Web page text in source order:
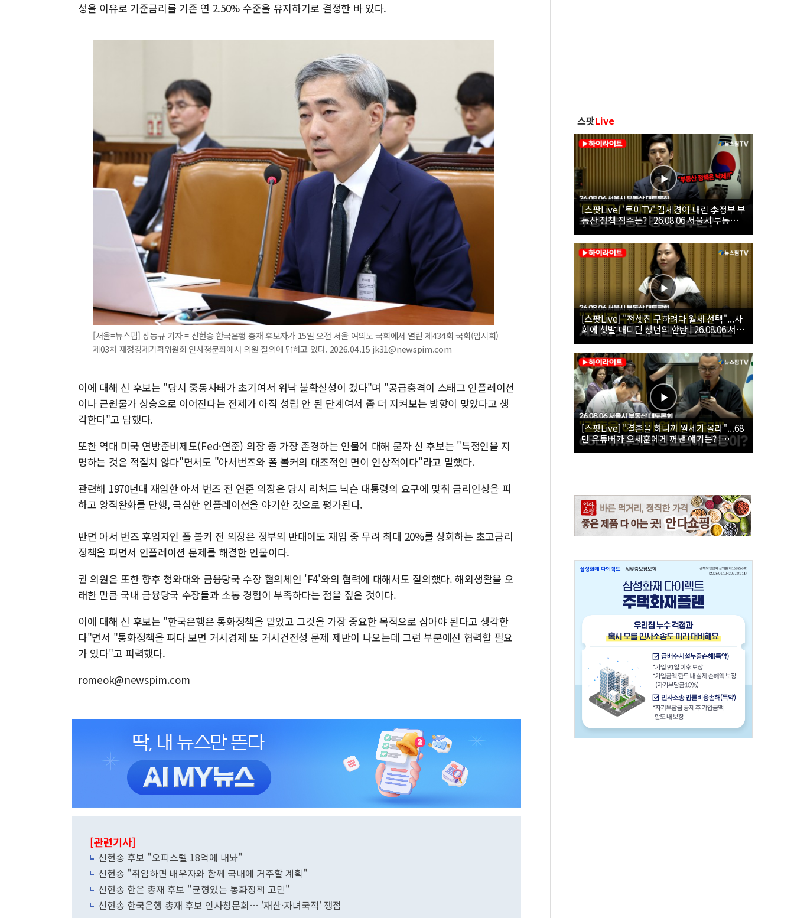
성을 이유로 기준금리를 기존 연 2.50% 수준을 유지하기로 결정한 바 있다.
[서울=뉴스핌] 장동규 기자 = 신현송 한국은행 총재 후보자가 15일 오전 서울 여의도 국회에서 열린 제434회 국회(임시회)
제03차 재정경제기획위원회 인사청문회에서 의원 질의에 답하고 있다. 2026.04.15 jk31@newspim.com
이에 대해 신 후보는 "당시 중동사태가 초기여서 워낙 불확실성이 컸다"며 "공급충격이 스태그 인플레이션
이나 근원물가 상승으로 이어진다는 전제가 아직 성립 안 된 단계여서 좀 더 지켜보는 방향이 맞았다고 생
각한다"고 답했다.
또한 역대 미국 연방준비제도(Fed·연준) 의장 중 가장 존경하는 인물에 대해 묻자 신 후보는 "특정인을 지
명하는 것은 적절치 않다"면서도 "아서번즈와 폴 볼커의 대조적인 면이 인상적이다"라고 말했다.
관련해 1970년대 재임한 아서 번즈 전 연준 의장은 당시 리처드 닉슨 대통령의 요구에 맞춰 금리인상을 피
하고 양적완화를 단행, 극심한 인플레이션을 야기한 것으로 평가된다.
반면 아서 번즈 후임자인 폴 볼커 전 의장은 정부의 반대에도 재임 중 무려 최대 20%를 상회하는 초고금리
정책을 펴면서 인플레이션 문제를 해결한 인물이다.
권 의원은 또한 향후 청와대와 금융당국 수장 협의체인 'F4'와의 협력에 대해서도 질의했다. 해외생활을 오
래한 만큼 국내 금융당국 수장들과 소통 경험이 부족하다는 점을 짚은 것이다.
이에 대해 신 후보는 "한국은행은 통화정책을 맡았고 그것을 가장 중요한 목적으로 삼아야 된다고 생각한
다"면서 "통화정책을 펴다 보면 거시경제 또 거시건전성 문제 제반이 나오는데 그런 부분에선 협력할 필요
가 있다"고 피력했다.
romeok@newspim.com
[관련기사]
신현송 후보 "오피스텔 18억에 내놔"
신현송 "취임하면 배우자와 함께 국내에 거주할 계획"
신현송 한은 총재 후보 "균형있는 통화정책 고민"
신현송 한국은행 총재 후보 인사청문회… '재산·자녀국적' 쟁점
스팟Live
[스팟Live] '투미TV' 김제경이 내린 李정부 부
동산 정책 점수는? | 26.08.06 서울시 부동산
대토론회
[스팟Live] "전셋집 구하려다 월세 선택"...사
회에 첫발 내디딘 청년의 한탄 | 26.08.06 서울
시 부동산 대토론회
[스팟Live] "결혼을 하니까 월세가 올라"...68
만 유튜버가 오세훈에게 꺼낸 얘기는? |
26.08.06 서울시 부동산 대토론회